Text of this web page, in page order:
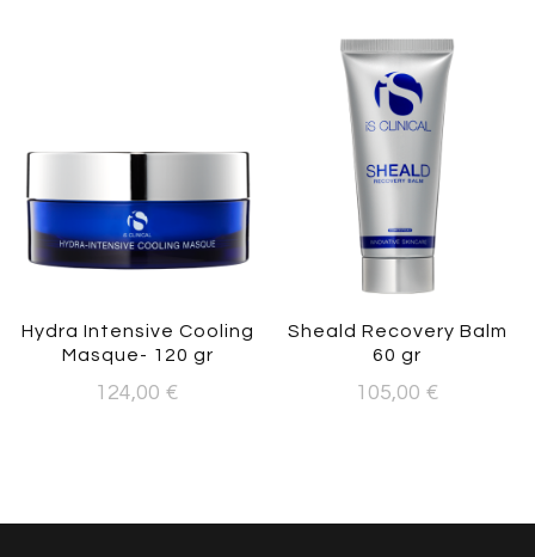
Hydra Intensive Cooling
Masque- 120 gr
124,00 €
Sheald Recovery Balm
60 gr
105,00 €